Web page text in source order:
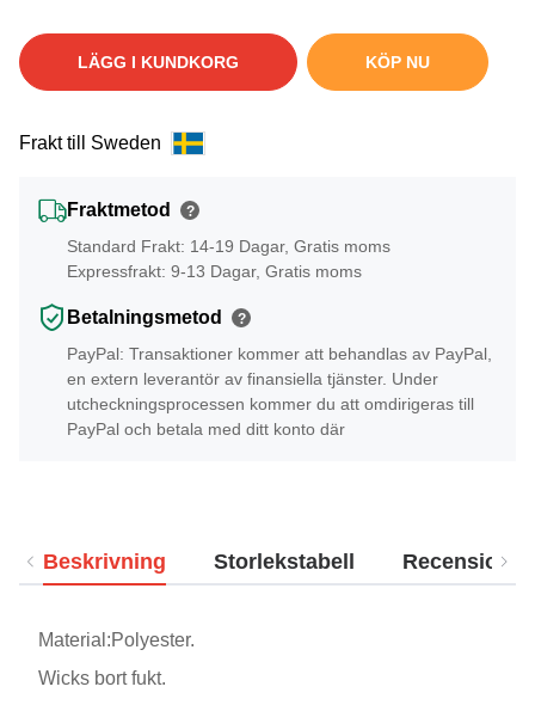
LÄGG I KUNDKORG KÖP NU
Frakt till Sweden
Fraktmetod ?
Standard Frakt: 14-19 Dagar, Gratis moms
Expressfrakt: 9-13 Dagar, Gratis moms
Betalningsmetod ?
PayPal: Transaktioner kommer att behandlas av PayPal,
en extern leverantör av finansiella tjänster. Under
utcheckningsprocessen kommer du att omdirigeras till
PayPal och betala med ditt konto där
Beskrivning Storlekstabell Recensioner
Material:Polyester.
Wicks bort fukt.